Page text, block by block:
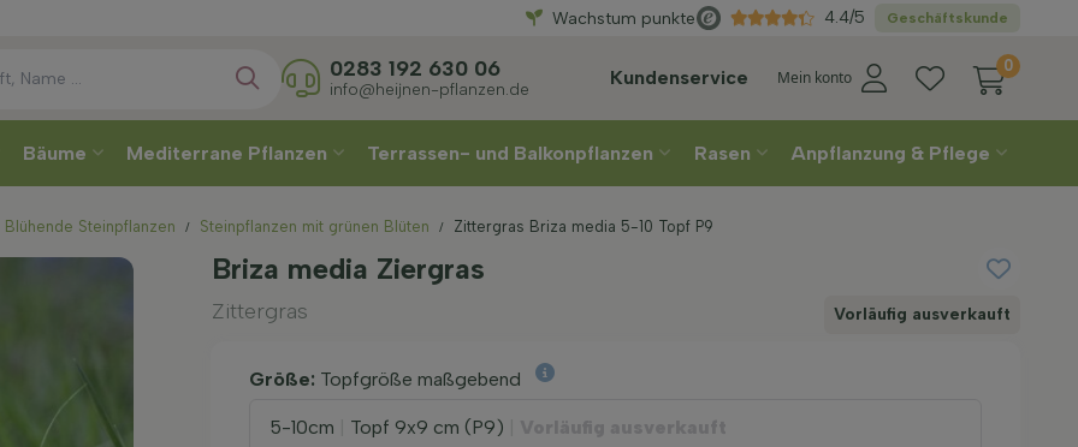
WählenSie Ihre Lieferwoche
Wachstum punkte Geschäftskunde
4.4/5
Kundenservice Mein konto
0
0283 192 630 06
info@heijnen-pflanzen.de
Bäume Mediterrane Pflanzen Terrassen- und Balkonpflanzen Rasen Anpflanzung & Pflege
Blühende Steinpflanzen Steinpflanzen mit grünen Blüten Zittergras Briza media 5-10 Topf P9
Briza media Ziergras
Zittergras Vorläufig ausverkauft
Größe: Topfgröße maßgebend
5-10cm Topf 9x9 cm (P9)